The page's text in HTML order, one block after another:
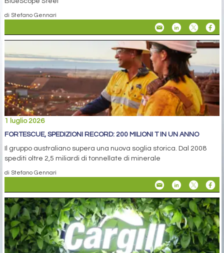
di Stefano Gennari
1 luglio 2026
FORTESCUE, SPEDIZIONI RECORD: 200 MILIONI T IN UN ANNO
Il gruppo australiano supera una nuova soglia storica. Dal 2008
spediti oltre 2,5 miliardi di tonnellate di minerale
di Stefano Gennari